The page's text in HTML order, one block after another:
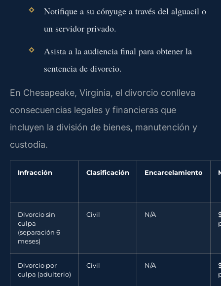
Notifique a su cónyuge a través del alguacil o
un servidor privado.
Asista a la audiencia final para obtener la
sentencia de divorcio.
En Chesapeake, Virginia, el divorcio conlleva
consecuencias legales y financieras que
incluyen la división de bienes, manutención y
custodia.
Infracción Clasificación Encarcelamiento
Divorcio sin
culpa
(separación 6
meses)
Civil N/A
Divorcio por
culpa (adulterio)
Civil N/A